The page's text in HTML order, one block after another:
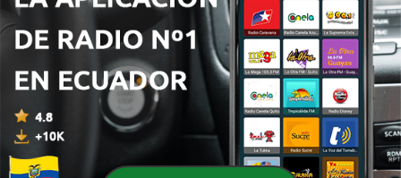
Historias De Terror Relatos Oscuros